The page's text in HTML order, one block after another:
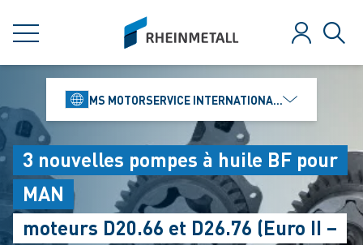
MENU
siteLogo
Se
MS MOTORSERVICE INTERNATIONAL GMBH
3 nouvelles pompes à huile BF pour
MAN
moteurs D20.66 et D26.76 (Euro II –